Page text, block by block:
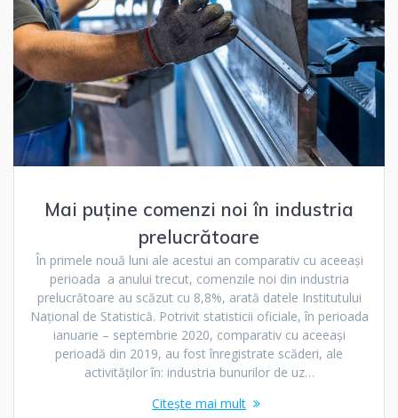
Mai puține comenzi noi în industria
prelucrătoare
În primele nouă luni ale acestui an comparativ cu aceeași
perioada a anului trecut, comenzile noi din industria
prelucrătoare au scăzut cu 8,8%, arată datele Institutului
Național de Statistică. Potrivit statisticii oficiale, în perioada
ianuarie – septembrie 2020, comparativ cu aceeași
perioadă din 2019, au fost înregistrate scăderi, ale
activităților în: industria bunurilor de uz…
Citește mai mult